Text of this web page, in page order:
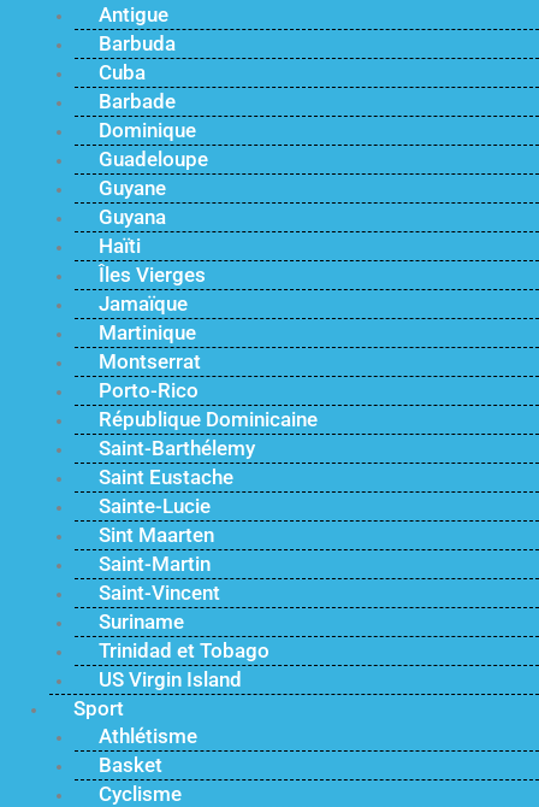
Antigue
Barbuda
Cuba
Barbade
Dominique
Guadeloupe
Guyane
Guyana
Haïti
Îles Vierges
Jamaïque
Martinique
Montserrat
Porto-Rico
République Dominicaine
Saint-Barthélemy
Saint Eustache
Sainte-Lucie
Sint Maarten
Saint-Martin
Saint-Vincent
Suriname
Trinidad et Tobago
US Virgin Island
Sport
Athlétisme
Basket
Cyclisme